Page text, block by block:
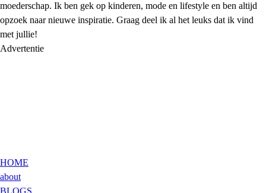
moederschap. Ik ben gek op kinderen, mode en lifestyle en ben altijd
opzoek naar nieuwe inspiratie. Graag deel ik al het leuks dat ik vind
met jullie!
Advertentie
HOME
about
BLOGS